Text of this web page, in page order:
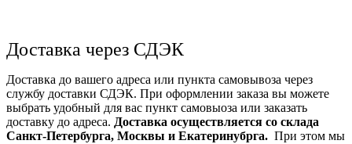
Доставка через СДЭК
Доставка до вашего адреса или пункта самовывоза через
службу доставки СДЭК. При оформлении заказа вы можете
выбрать удобный для вас пункт самовыоза или заказать
доставку до адреса. Доставка осуществляется со склада
Санкт-Петербурга, Москвы и Екатеринубрга. При этом мы